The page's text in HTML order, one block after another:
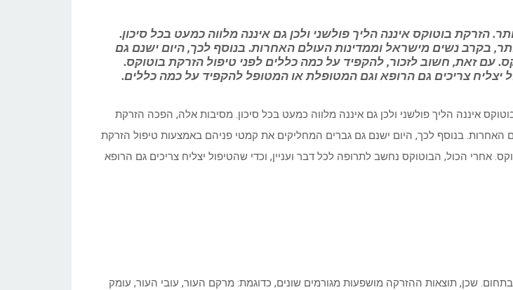
בוטוקס איננה הליך פולשני ולכן גם איננה מלווה כמעט בכל סיכון.
בקרב נשים מישראל וממדינות העולם האחרות. בנוסף לכך, היום ישנם גם
עם זאת, חשוב לזכור, להקפיד על כמה כללים לפני טיפול הזרקת בוטוקס.
יצליח צריכים גם הרופא וגם המטופלת או המטופל להקפיד על כמה כללים.
איננה הליך פולשני ולכן גם איננה מלווה כמעט בכל סיכון. מסיבות אלה, הפכה הזרקת
האחרות. בנוסף לכך, היום ישנם גם גברים המחליקים את קמטי פניהם באמצעות טיפול הזרקת
אחרי הכול, הבוטוקס נחשב לתרופה לכל דבר ועניין, וכדי שהטיפול יצליח צריכים גם הרופא
שכן, תוצאות ההזרקה מושפעות מגורמים שונים, כדוגמת: מרקם העור, עובי העור, עומק